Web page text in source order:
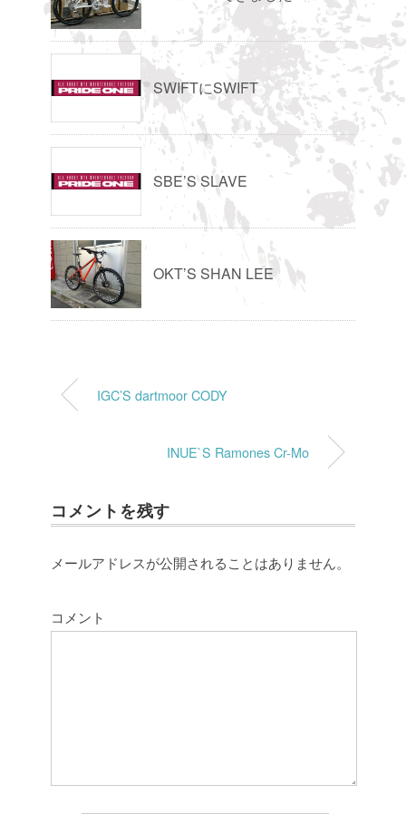
SWIFTにSWIFT
SBE’S SLAVE
OKT’S SHAN LEE
IGC’S dartmoor CODY
INUE`S Ramones Cr-Mo
コメントを残す
メールアドレスが公開されることはありません。
コメント